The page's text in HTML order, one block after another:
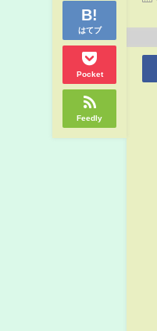
はてブ
Pocket
Feedly